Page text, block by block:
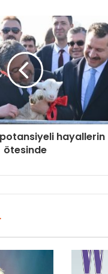
potansiyeli hayallerin
ötesinde